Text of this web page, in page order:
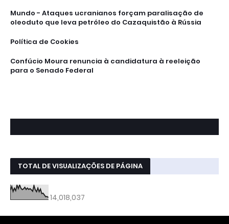
Mundo - Ataques ucranianos forçam paralisação de
oleoduto que leva petróleo do Cazaquistão à Rússia
Política de Cookies
Confúcio Moura renuncia à candidatura à reeleição
para o Senado Federal
TOTAL DE VISUALIZAÇÕES DE PÁGINA
14,018,037